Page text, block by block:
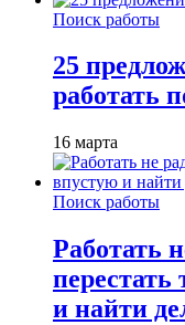
Поиск работы
25
работать
16 марта
Поиск работы
Работать
и найти